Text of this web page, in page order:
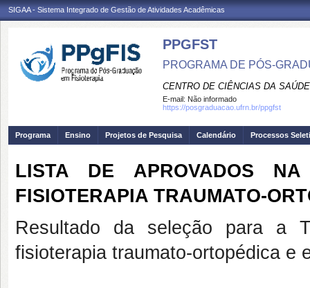
SIGAA - Sistema Integrado de Gestão de Atividades Acadêmicas
PPGFST
PROGRAMA DE PÓS-
CENTRO DE CIÊNCIAS DA SAÚDE
E-mail: Não informado
https://posgraduacao.ufrn.br/ppgfst
Programa Ensino Projetos de Pesquisa Calendário Processos
LISTA DE APROVADOS
FISIOTERAPIA TRAUMATO-
Resultado da seleção para a
fisioterapia traumato-ortopédica e